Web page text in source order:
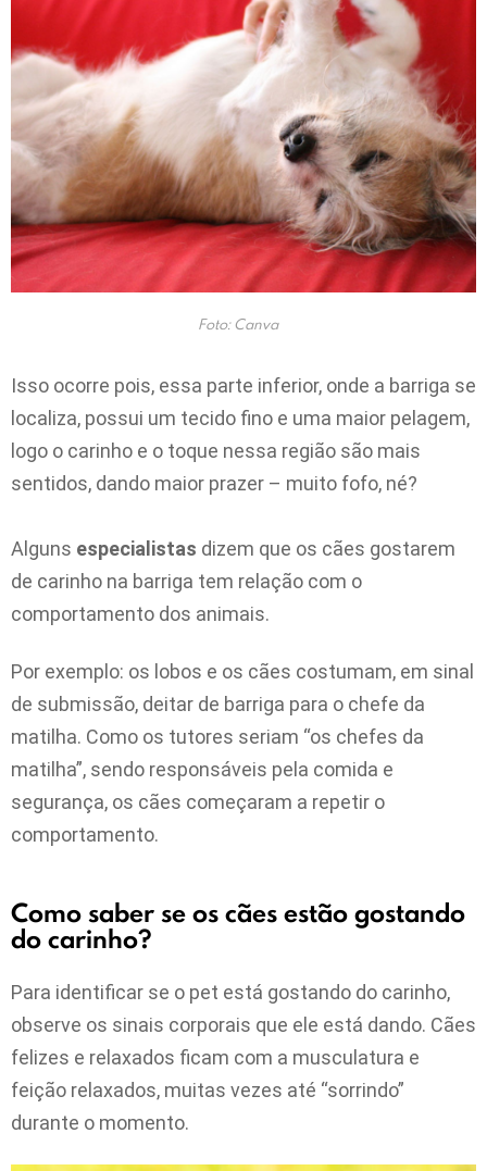
Foto: Canva
Isso ocorre pois, essa parte inferior, onde a barriga se
localiza, possui um tecido fino e uma maior pelagem,
logo o carinho e o toque nessa região são mais
sentidos, dando maior prazer – muito fofo, né?
Alguns especialistas dizem que os cães gostarem
de carinho na barriga tem relação com o
comportamento dos animais.
Por exemplo: os lobos e os cães costumam, em sinal
de submissão, deitar de barriga para o chefe da
matilha. Como os tutores seriam “os chefes da
matilha”, sendo responsáveis pela comida e
segurança, os cães começaram a repetir o
comportamento.
Como saber se os cães estão gostando
do carinho?
Para identificar se o pet está gostando do carinho,
observe os sinais corporais que ele está dando. Cães
felizes e relaxados ficam com a musculatura e
feição relaxados, muitas vezes até “sorrindo”
durante o momento.